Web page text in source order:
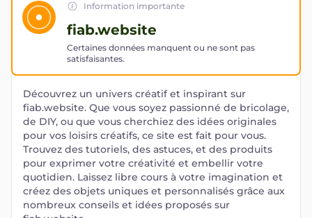
Information importante
fiab.website
Certaines données manquent ou ne sont pas
satisfaisantes.
Découvrez un univers créatif et inspirant sur
fiab.website. Que vous soyez passionné de bricolage,
de DIY, ou que vous cherchiez des idées originales
pour vos loisirs créatifs, ce site est fait pour vous.
Trouvez des tutoriels, des astuces, et des produits
pour exprimer votre créativité et embellir votre
quotidien. Laissez libre cours à votre imagination et
créez des objets uniques et personnalisés grâce aux
nombreux conseils et idées proposés sur